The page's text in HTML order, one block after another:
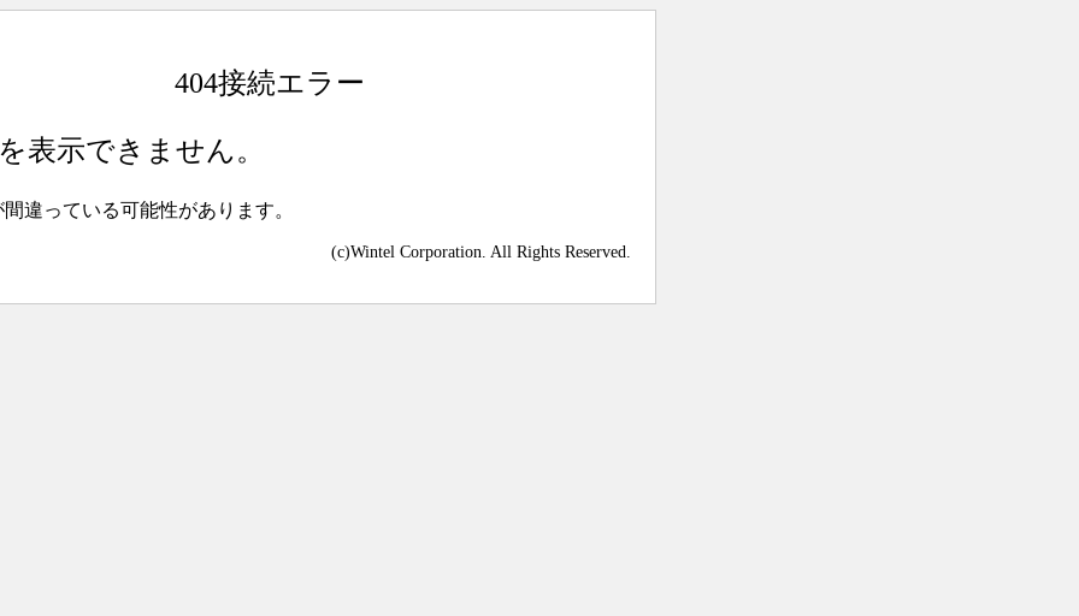
404接続エラー
表示できません。
違っている可能性があります。
(c)Wintel Corporation. All Rights Reserved.